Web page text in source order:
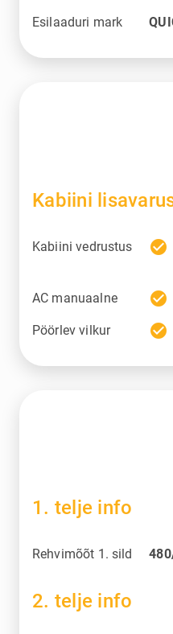
Esilaaduri mark
Kabiini
Kabiini vedrustus check_circle
AC manuaalne check_circle
Pöörlev vilkur check_circle
1. telje info
Rehvimõõt 1. sild
2. telje info